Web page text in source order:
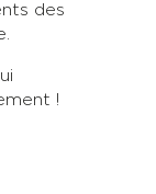
des
!